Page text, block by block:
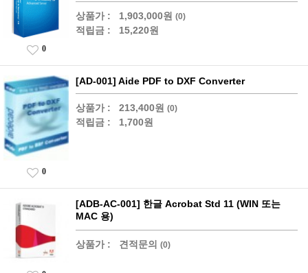
상품가 : 1,903,000원 (0)
적립금 : 15,220원
0
[AD-001] Aide PDF to DXF Converter
상품가 : 213,400원 (0)
적립금 : 1,700원
0
[ADB-AC-001] 한글 Acrobat Std 11 (WIN 또는
MAC 용)
상품가 : 견적문의 (0)